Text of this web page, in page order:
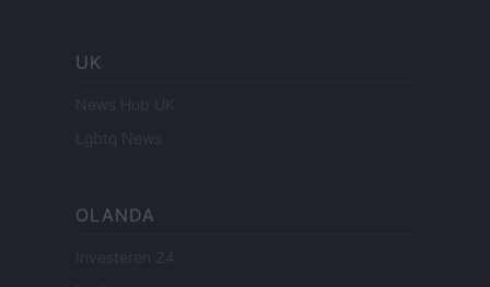
UK
News Hub UK
Lgbtq News
OLANDA
Investeren 24